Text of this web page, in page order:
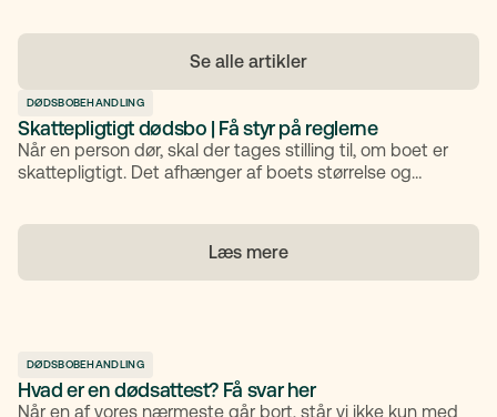
Se alle artikler
DØDSBOBEHANDLING
Skattepligtigt dødsbo | Få styr på reglerne
Når en person dør, skal der tages stilling til, om boet er
skattepligtigt. Det afhænger af boets størrelse og
bliver skattepligtigt, hvordan værdier og gæld opgøres,
og hvilke regler der gælder for dødsboskat i 2025. Du
Læs mere
DØDSBOBEHANDLING
Hvad er en dødsattest? Få svar her
Når en af vores nærmeste går bort, står vi ikke kun med